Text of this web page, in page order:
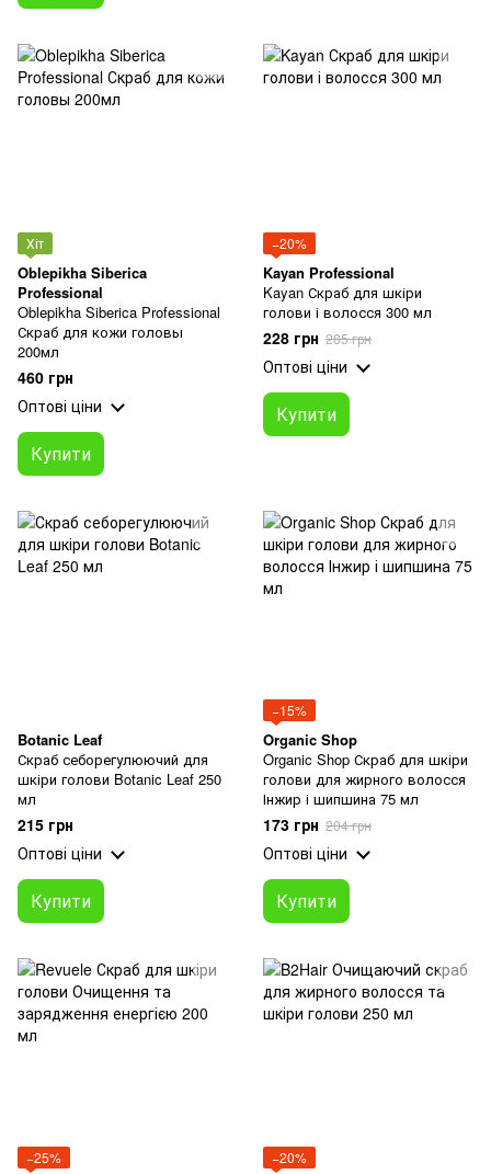
Хіт
Oblepikha Siberica
Professional
Oblepikha Siberica Professional
Скраб для кожи головы
200мл
460 грн
Оптові ціни
Купити
−20%
Kayan Professional
Kayan Скраб для шкіри
голови і волосся 300 мл
228 грн 285 грн
Оптові ціни
Купити
Botanic Leaf
Скраб себорегулюючий для
шкіри голови Botanic Leaf 250
мл
215 грн
Оптові ціни
Купити
−15%
Organic Shop
Organic Shop Скраб для шкіри
голови для жирного волосся
Інжир і шипшина 75 мл
173 грн 204 грн
Оптові ціни
Купити
−25% −20%